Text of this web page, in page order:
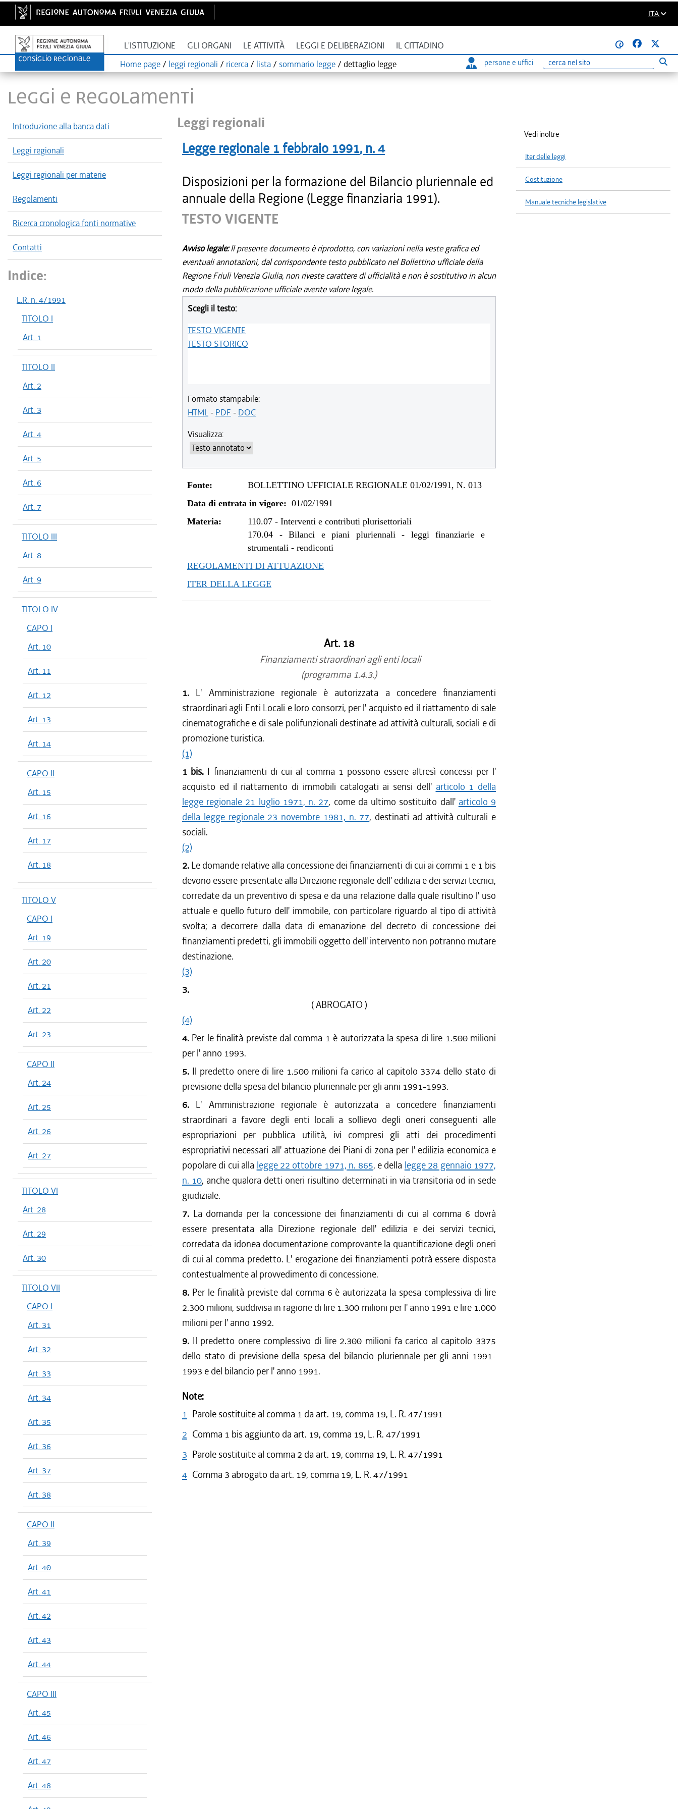
ITA
L'ISTITUZIONE GLI ORGANI LE ATTIVITÀ LEGGI E DELIBERAZIONI IL CITTADINO
@
Home page / leggi regionali / ricerca / lista / sommario legge / dettaglio legge persone e uffici
Ricerca
LEGGI E REGOLAMENTI
Introduzione alla banca dati
Leggi regionali
Leggi regionali per materie
Regolamenti
Ricerca cronologica fonti normative
Contatti
Indice:
L.R. n. 4/1991
TITOLO I
Art. 1
TITOLO II
Art. 2
Art. 3
Art. 4
Art. 5
Art. 6
Art. 7
TITOLO III
Art. 8
Art. 9
TITOLO IV
CAPO I
Art. 10
Art. 11
Art. 12
Art. 13
Art. 14
CAPO II
Art. 15
Art. 16
Art. 17
Art. 18
TITOLO V
CAPO I
Art. 19
Art. 20
Art. 21
Art. 22
Art. 23
CAPO II
Art. 24
Art. 25
Art. 26
Art. 27
TITOLO VI
Art. 28
Art. 29
Art. 30
TITOLO VII
CAPO I
Art. 31
Art. 32
Art. 33
Art. 34
Art. 35
Art. 36
Art. 37
Art. 38
CAPO II
Art. 39
Art. 40
Art. 41
Art. 42
Art. 43
Art. 44
CAPO III
Art. 45
Art. 46
Art. 47
Art. 48
Leggi regionali
Legge regionale 1 febbraio 1991, n.4
Disposizioni per la formazione del Bilancio pluriennale ed
annuale della Regione (Legge finanziaria 1991).
TESTO VIGENTE
Avviso legale:Il presente documento è riprodotto, con variazioni nella veste grafica ed
eventuali annotazioni, dal corrispondente testo pubblicato nel Bollettino ufficiale della
Regione Friuli Venezia Giulia, non riveste carattere di ufficialità e non è sostitutivo in alcun
modo della pubblicazione ufficiale avente valore legale.
Scegli il testo:
TESTO VIGENTE
TESTO STORICO
Formato stampabile:
HTML- PDF - DOC
Visualizza:
Fonte:
BOLLETTINO UFFICIALE REGIONALE 01/02/1991, N. 013
Data di entrata in vigore: 01/02/1991
Materia:
110.07 -Interventi e contributi plurisettoriali
170.04 -Bilanci e piani pluriennali - leggi finanziarie e
strumentali - rendiconti
REGOLAMENTI DI ATTUAZIONE
ITER DELLA LEGGE
Art. 18
Finanziamenti straordinari agli enti locali
(programma 1.4.3.)
1. L' Amministrazione regionale è autorizzata a concedere finanziamenti
straordinari agli Enti Locali e loro consorzi, per l' acquisto ed il riattamento di sale
cinematografiche e di sale polifunzionali destinate ad attività culturali, sociali e di
promozione turistica.
(1)
1 bis. I finanziamenti di cui al comma 1 possono essere altresì concessi per l'
acquisto ed il riattamento di immobili catalogati ai sensi dell' articolo 1 della
legge regionale 21 luglio 1971, n. 27, come da ultimo sostituito dall' articolo 9
della legge regionale 23 novembre 1981, n. 77, destinati ad attività culturali e
sociali.
(2)
2. Le domande relative alla concessione dei finanziamenti di cui ai commi 1 e 1 bis
devono essere presentate alla Direzione regionale dell' edilizia e dei servizi tecnici,
corredate da un preventivo di spesa e da una relazione dalla quale risultino l' uso
attuale e quello futuro dell' immobile, con particolare riguardo al tipo di attività
svolta; a decorrere dalla data di emanazione del decreto di concessione dei
finanziamenti predetti, gli immobili oggetto dell' intervento non potranno mutare
destinazione.
(3)
3.
( ABROGATO )
(4)
4. Per le finalità previste dal comma 1 è autorizzata la spesa di lire 1.500 milioni
per l' anno 1993.
5. Il predetto onere di lire 1.500 milioni fa carico al capitolo 3374 dello stato di
previsione della spesa del bilancio pluriennale per gli anni 1991-1993.
6. L' Amministrazione regionale è autorizzata a concedere finanziamenti
straordinari a favore degli enti locali a sollievo degli oneri conseguenti alle
espropriazioni per pubblica utilità, ivi compresi gli atti dei procedimenti
espropriativi necessari all' attuazione dei Piani di zona per l' edilizia economica e
popolare di cui alla legge 22 ottobre 1971, n. 865, e della legge 28 gennaio 1977,
n. 10, anche qualora detti oneri risultino determinati in via transitoria od in sede
giudiziale.
7. La domanda per la concessione dei finanziamenti di cui al comma 6 dovrà
essere presentata alla Direzione regionale dell' edilizia e dei servizi tecnici,
corredata da idonea documentazione comprovante la quantificazione degli oneri
di cui al comma predetto. L' erogazione dei finanziamenti potrà essere disposta
contestualmente al provvedimento di concessione.
8. Per le finalità previste dal comma 6 è autorizzata la spesa complessiva di lire
2.300 milioni, suddivisa in ragione di lire 1.300 milioni per l' anno 1991 e lire 1.000
milioni per l' anno 1992.
9. Il predetto onere complessivo di lire 2.300 milioni fa carico al capitolo 3375
dello stato di previsione della spesa del bilancio pluriennale per gli anni 1991-
1993 e del bilancio per l' anno 1991.
Note:
1 Parole sostituite al comma 1 da art. 19, comma 19, L. R. 47/1991
2 Comma 1 bis aggiunto da art. 19, comma 19, L. R. 47/1991
3 Parole sostituite al comma 2 da art. 19, comma 19, L. R. 47/1991
4 Comma 3 abrogato da art. 19, comma 19, L. R. 47/1991
Vedi inoltre
Iter delle leggi
Costituzione
Manuale tecniche legislative